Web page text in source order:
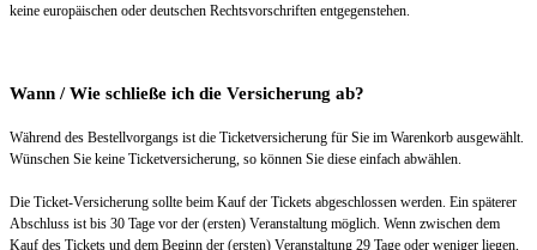
keine europäischen oder deutschen Rechtsvorschriften entgegenstehen.
Wann / Wie schließe ich die Versicherung ab?
Während des Bestellvorgangs ist die Ticketversicherung für Sie im Warenkorb ausgewählt.
Wünschen Sie keine Ticketversicherung, so können Sie diese einfach abwählen.
Die Ticket-Versicherung sollte beim Kauf der Tickets abgeschlossen werden. Ein späterer
Abschluss ist bis 30 Tage vor der (ersten) Veranstaltung möglich. Wenn zwischen dem
Kauf des Tickets und dem Beginn der (ersten) Veranstaltung 29 Tage oder weniger liegen,